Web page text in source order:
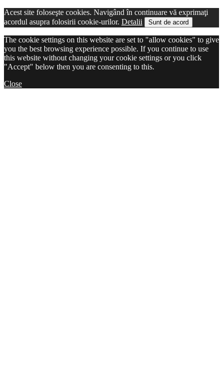
Acest site foloseşte cookies. Navigând în continuare vă exprimaţi
acordul asupra folosirii cookie-urilor. Detalii Sunt de acord
The cookie settings on this website are set to "allow cookies" to give
you the best browsing experience possible. If you continue to use
this website without changing your cookie settings or you click
"Accept" below then you are consenting to this.
Close